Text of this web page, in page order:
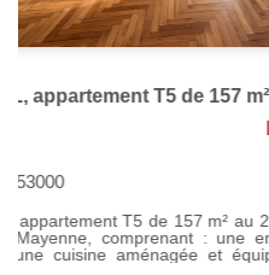
APPARTEMENT T2bis
LAVAL 53000
LAVAL Appartement T2BIS au 2ème étage de 44m²
comprenant entrée sur
salle d'eau, un WC, une